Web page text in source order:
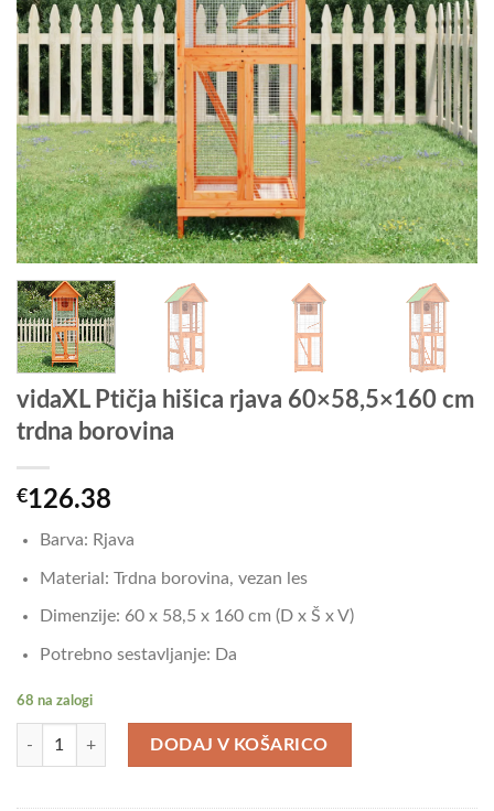
vidaXL Ptičja hišica rjava 60×58,5×160 cm
trdna borovina
€126.38
Barva: Rjava
Material: Trdna borovina, vezan les
Dimenzije: 60 x 58,5 x 160 cm (D x Š x V)
Potrebno sestavljanje: Da
68 na zalogi
vidaXL Ptičja hišica rjava 60x58,5x160 cm trdna borovina količina
DODAJ V KOŠARICO